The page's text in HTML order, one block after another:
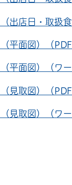
出店日・取扱
平面図）（
平面図）（ワ
見取図）（
見取図）（ワ